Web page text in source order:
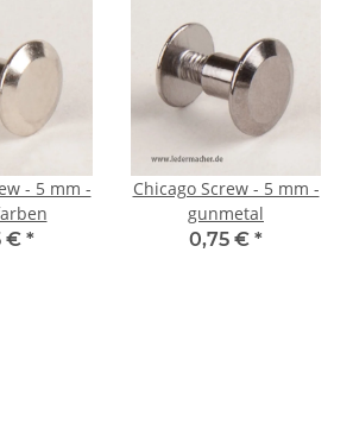
- 5 mm -
€ *
Chicago Screw - 5 mm -
gunmetal
0,75 € *